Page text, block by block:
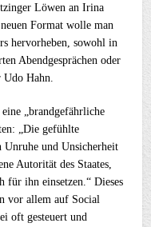
Löwen an Irina
Format wolle man
hervorheben, sowohl in
Abendgesprächen oder
Hahn.
„brandgefährliche
„Die gefühlte
Unruhe und Unsicherheit
Autorität des Staates,
für ihn einsetzen.“ Dieses
vor allem auf Social
oft gesteuert und